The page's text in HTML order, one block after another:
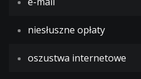
niesłuszne opłaty
oszustwa internetowe